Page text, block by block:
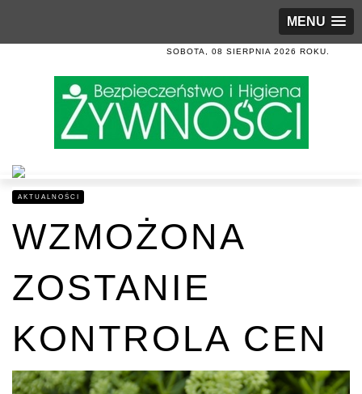
MENU
SOBOTA, 08 SIERPNIA 2026 ROKU.
AKTUALNOŚCI
WZMOŻONA
ZOSTANIE
KONTROLA CEN